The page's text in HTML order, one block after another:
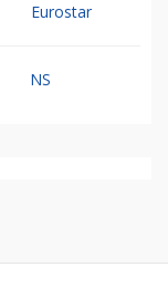
Eurostar
NS